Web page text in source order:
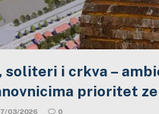
soliteri i crkva –
prioritet
03/2026 0